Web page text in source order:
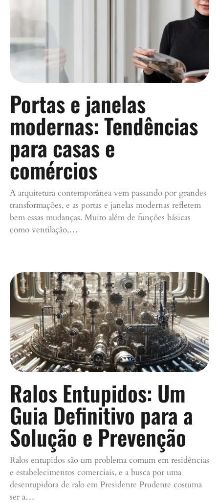
Portas e janelas
modernas: Tendências
para casas e
comércios
A arquitetura contemporânea vem passando por grandes
transformações, e as portas e janelas modernas refletem
bem essas mudanças. Muito além de funções básicas
como ventilação,…
Ralos Entupidos: Um
Guia Definitivo para a
Solução e Prevenção
Ralos entupidos são um problema comum em residências
e estabelecimentos comerciais, e a busca por uma
desentupidora de ralo em Presidente Prudente costuma
ser a…